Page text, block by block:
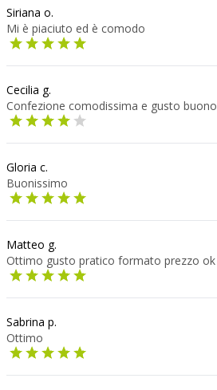
Siriana o.
Mi è piaciuto ed è comodo
Cecilia g.
Confezione comodissima e gusto buono
Gloria c.
Buonissimo
Matteo g.
Ottimo gusto pratico formato prezzo ok
Sabrina p.
Ottimo